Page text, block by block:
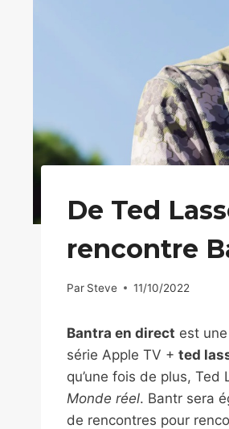
De Ted
rencontre
Par Steve 11/10/2022
Bantra en direct est
série Apple TV + ted
qu’une fois de plus,
Monde réel. Bantr sera
de rencontres pour